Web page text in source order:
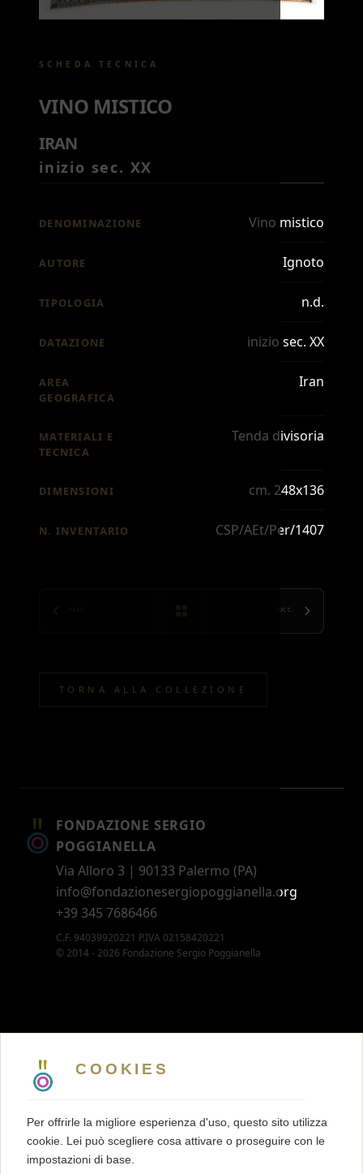
COOKIES
Per offrirle la migliore esperienza d'uso, questo sito utilizza
cookie. Lei può scegliere cosa attivare o proseguire con le
impostazioni di base.
SCHEDA TECNICA
VINO MISTICO
IRAN
inizio sec. XX
DENOMINAZIONE Vino mistico
AUTORE Ignoto
TIPOLOGIA n.d.
DATAZIONE inizio sec. XX
AREA
GEOGRAFICA
Iran
MATERIALI E
TECNICA
Tenda divisoria
DIMENSIONI cm. 248x136
N. INVENTARIO CSP/AEt/Per/1407
SUCC.
TORNA ALLA COLLEZIONE
FONDAZIONE SERGIO
POGGIANELLA
Via Alloro 3 | 90133 Palermo (PA)
info@fondazionesergiopoggianella.org
+39 345 7686466
C.F. 94039920221 P.IVA 02158420221
© 2014 - 2026 Fondazione Sergio Poggianella
5 X MILLE
MEMBERSHIP
TRASPARENZA
TERMINI E CONDIZIONI
PRIVACY